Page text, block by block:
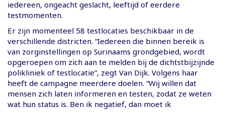
iedereen, ongeacht geslacht, leeftijd of eerdere
testmomenten.
Er zijn momenteel 58 testlocaties beschikbaar in de
verschillende districten. “Iedereen die binnen bereik is
van zorginstellingen op Surinaams grondgebied, wordt
opgeroepen om zich aan te melden bij de dichtstbijzijnde
polikliniek of testlocatie”, zegt Van Dijk. Volgens haar
heeft de campagne meerdere doelen. “Wij willen dat
mensen zich laten informeren en testen, zodat ze weten
wat hun status is. Ben ik negatief, dan moet ik